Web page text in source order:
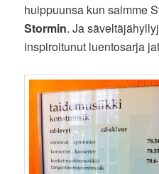
huippuunsa kun saimme
Stormin. Ja
inspiroitunut luentosarja